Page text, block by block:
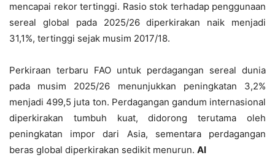
mencapai rekor tertinggi. Rasio stok terhadap penggunaan
sereal global pada 2025/26 diperkirakan naik menjadi
31,1%, tertinggi sejak musim 2017/18.
Perkiraan terbaru FAO untuk perdagangan sereal dunia
pada musim 2025/26 menunjukkan peningkatan 3,2%
menjadi 499,5 juta ton. Perdagangan gandum internasional
diperkirakan tumbuh kuat, didorong terutama oleh
peningkatan impor dari Asia, sementara perdagangan
beras global diperkirakan sedikit menurun. AI